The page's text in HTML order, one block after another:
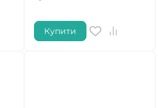
Купити